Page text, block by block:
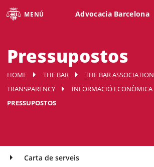
MENÚ Advocacia Barcelona
Pressupostos
HOME THE BAR
THE BAR ASSOCIATION
TRANSPARENCY
INFORMACIÓ ECONÒMICA
PRESSUPOSTOS
Carta de serveis